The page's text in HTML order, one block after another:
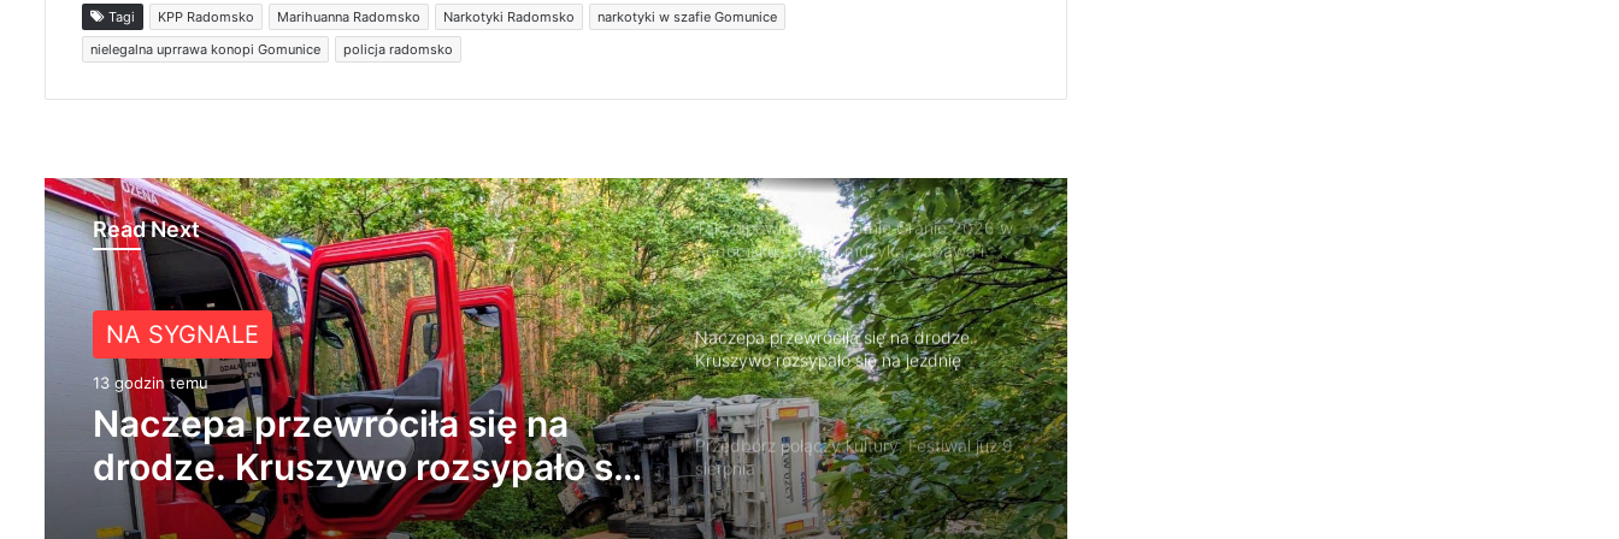
Tagi KPP Radomsko Marihuanna Radomsko Narkotyki Radomsko
narkotyki w szafie Gomunice
nielegalna uprrawa konopi Gomunice
policja radomsko
Read Next
NA SYGNALE
13 godzin temu
KULTURA
1 dzień temu
Przedbórz połączy kultury.
Festiwal już 9 sierpnia
Rowerzystka ranna po zderzeniu z
samochodem. Trafiła do szpitala
Naczepa przewróciła się na drodze.
Kruszywo rozsypało się na jezdnię
Przedbórz połączy kultury. Festiwal już 9
sierpnia
Ostrzeżenie drugiego stopnia przed
burzami dla powiatu radomszczańskiego